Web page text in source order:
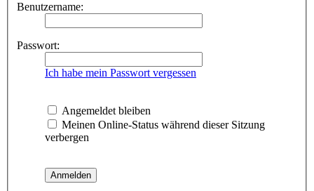
Benutzername:
Passwort:
Ich habe mein Passwort vergessen
Angemeldet bleiben
Meinen Online-Status während dieser Sitzung
verbergen